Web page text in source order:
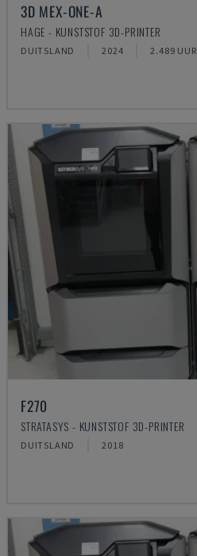
3D MEX-ONE-A
HAGE - KUNSTSTOF 3D-PRINTER
DUITSLAND 2024 2.489 UUR
F270
STRATASYS - KUNSTSTOF 3D-PRINTER
DUITSLAND 2018